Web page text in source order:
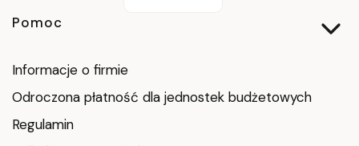
Linki w stopce
Pomoc
Informacje o firmie
Odroczona płatność dla jednostek budżetowych
Regulamin